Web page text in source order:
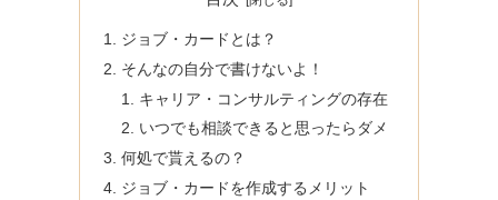
ジョブ・カードとは？
そんなの自分で書けないよ！
キャリア・コンサルティングの存在
いつでも相談できると思ったらダメ
何処で貰えるの？
ジョブ・カードを作成するメリット